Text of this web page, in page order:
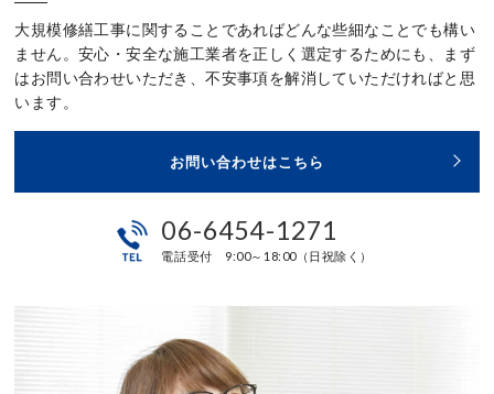
大規模修繕工事に関することであればどんな些細なことでも構い
ません。安心・安全な施工業者を正しく選定するためにも、まず
はお問い合わせいただき、不安事項を解消していただければと思
います。
お問い合わせはこちら
06-6454-1271
電話受付 9:00～18:00（日祝除く）